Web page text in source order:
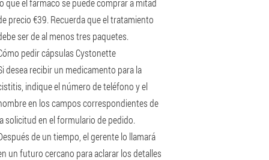
que el fármaco se puede comprar a mitad
precio €39. Recuerda que el tratamiento
ser de al menos tres paquetes.
pedir cápsulas Cystonette
desea recibir un medicamento para la
indique el número de teléfono y el
en los campos correspondientes de
solicitud en el formulario de pedido.
de un tiempo, el gerente lo llamará
un futuro cercano para aclarar los detalles